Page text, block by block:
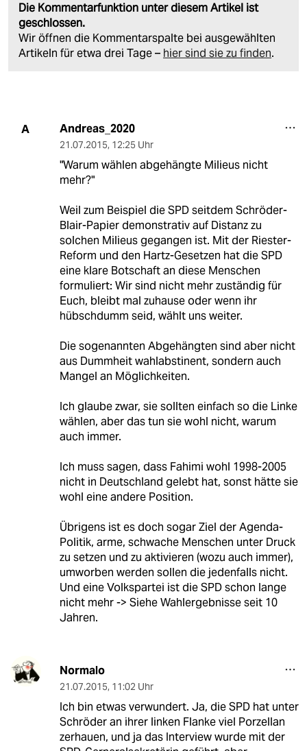
Die Kommentarfunktion unter diesem Artikel ist
geschlossen.
Wir öffnen die Kommentarspalte bei ausgewählten
Artikeln für etwa drei Tage – hier sind sie zu finden.
A Andreas_2020
21.07.2015, 12:25 Uhr
"Warum wählen abgehängte Milieus nicht
mehr?"
Weil zum Beispiel die SPD seitdem Schröder-
Blair-Papier demonstrativ auf Distanz zu
solchen Milieus gegangen ist. Mit der Riester-
Reform und den Hartz-Gesetzen hat die SPD
eine klare Botschaft an diese Menschen
formuliert: Wir sind nicht mehr zuständig für
Euch, bleibt mal zuhause oder wenn ihr
hübschdumm seid, wählt uns weiter.
Die sogenannten Abgehängten sind aber nicht
aus Dummheit wahlabstinent, sondern auch
Mangel an Möglichkeiten.
Ich glaube zwar, sie sollten einfach so die Linke
wählen, aber das tun sie wohl nicht, warum
auch immer.
Ich muss sagen, dass Fahimi wohl 1998-2005
nicht in Deutschland gelebt hat, sonst hätte sie
wohl eine andere Position.
Übrigens ist es doch sogar Ziel der Agenda-
Politik, arme, schwache Menschen unter Druck
zu setzen und zu aktivieren (wozu auch immer),
umworben werden sollen die jedenfalls nicht.
Und eine Volkspartei ist die SPD schon lange
nicht mehr -> Siehe Wahlergebnisse seit 10
Jahren.
Normalo
21.07.2015, 11:02 Uhr
Ich bin etwas verwundert. Ja, die SPD hat unter
Schröder an ihrer linken Flanke viel Porzellan
zerhauen, und ja das Interview wurde mit der